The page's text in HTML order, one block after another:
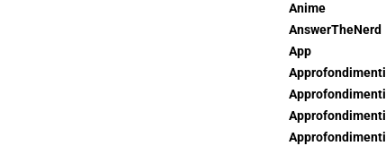
Anime
AnswerTheNerd
App
Approfondimenti
Approfondimenti
Approfondimenti
Approfondimenti